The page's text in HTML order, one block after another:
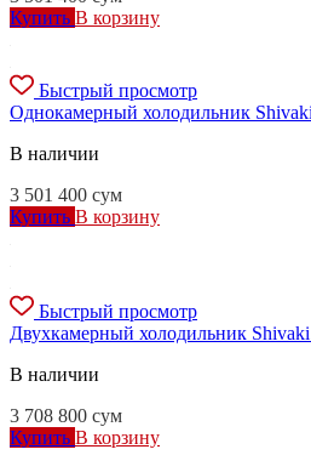
Купить В корзину
Быстрый просмотр
Однокамерный холодильник
В наличии
3 501 400 сум
Купить В корзину
Быстрый просмотр
Двухкамерный холодильник
В наличии
3 708 800 сум
Купить В корзину